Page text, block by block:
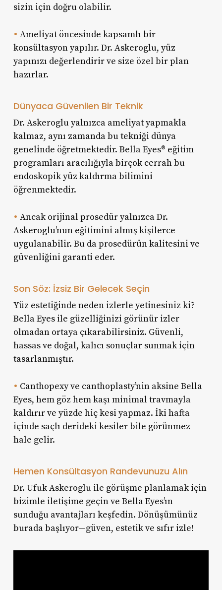
sizin için doğru olabilir.
• Ameliyat öncesinde kapsamlı bir
konsültasyon yapılır. Dr. Askeroglu, yüz
yapınızı değerlendirir ve size özel bir plan
hazırlar.
Dünyaca Güvenilen Bir Teknik
Dr. Askeroglu yalnızca ameliyat yapmakla
kalmaz, aynı zamanda bu tekniği dünya
genelinde öğretmektedir. Bella Eyes® eğitim
programları aracılığıyla birçok cerrah bu
endoskopik yüz kaldırma bilimini
öğrenmektedir.
• Ancak orijinal prosedür yalnızca Dr.
Askeroglu’nun eğitimini almış kişilerce
uygulanabilir. Bu da prosedürün kalitesini ve
güvenliğini garanti eder.
Son Söz: İzsiz Bir Gelecek Seçin
Yüz estetiğinde neden izlerle yetinesiniz ki?
Bella Eyes ile güzelliğinizi görünür izler
olmadan ortaya çıkarabilirsiniz. Güvenli,
hassas ve doğal, kalıcı sonuçlar sunmak için
tasarlanmıştır.
• Canthopexy ve canthoplasty’nin aksine Bella
Eyes, hem göz hem kaşı minimal travmayla
kaldırır ve yüzde hiç kesi yapmaz. İki hafta
içinde saçlı derideki kesiler bile görünmez
hale gelir.
Hemen Konsültasyon Randevunuzu Alın
Dr. Ufuk Askeroglu ile görüşme planlamak için
bizimle iletişime geçin ve Bella Eyes’ın
sunduğu avantajları keşfedin. Dönüşümünüz
burada başlıyor—güven, estetik ve sıfır izle!